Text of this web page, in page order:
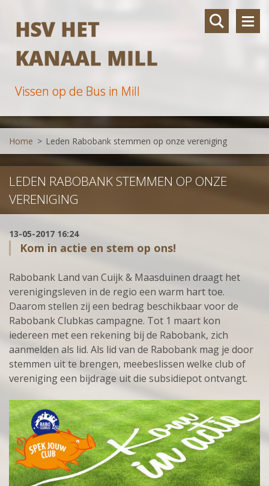
HSV HET
KANAAL MILL
Vissen op de Bus in Mill
Home > Leden Rabobank stemmen op onze vereniging
LEDEN RABOBANK STEMMEN OP ONZE
VERENIGING
13-05-2017 16:24
Kom in actie en stem op ons!
Rabobank Land van Cuijk & Maasduinen draagt het
verenigingsleven in de regio een warm hart toe.
Daarom stellen zij een bedrag beschikbaar voor de
Rabobank Clubkas campagne. Tot 1 maart kon
iedereen met een rekening bij de Rabobank, zich
aanmelden als lid. Als lid van de Rabobank mag je door
stemmen uit te brengen, meebeslissen welke club of
vereniging een bijdrage uit die subsidiepot ontvangt.